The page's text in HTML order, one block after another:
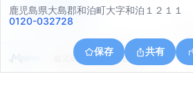
鹿児島県大島郡和泊町大字和泊１２１１
0120-032728
保存 共有
鹿児島県大島郡和泊町玉城
アプリで見る